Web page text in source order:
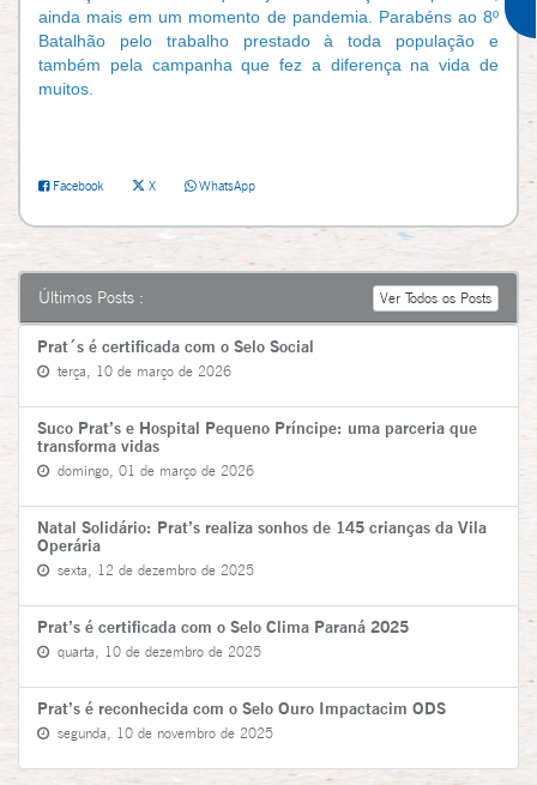
ainda mais em um momento de pandemia. Parabéns ao 8º
Batalhão pelo trabalho prestado à toda população e
também pela campanha que fez a diferença na vida de
muitos.
Facebook X WhatsApp
Últimos Posts : Ver Todos os Posts
Prat´s é certificada com o Selo Social
terça, 10 de março de 2026
Suco Prat’s e Hospital Pequeno Príncipe: uma parceria que
transforma vidas
domingo, 01 de março de 2026
Natal Solidário: Prat’s realiza sonhos de 145 crianças da Vila
Operária
sexta, 12 de dezembro de 2025
Prat’s é certificada com o Selo Clima Paraná 2025
quarta, 10 de dezembro de 2025
Prat’s é reconhecida com o Selo Ouro Impactacim ODS
segunda, 10 de novembro de 2025